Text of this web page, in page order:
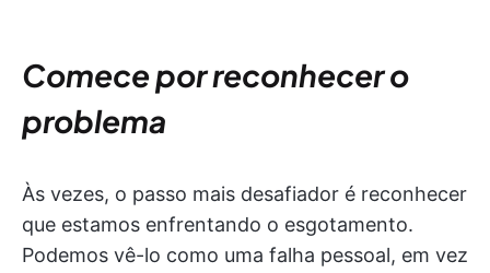
Comece por reconhecer o
problema
Às vezes, o passo mais desafiador é reconhecer
que estamos enfrentando o esgotamento.
Podemos vê-lo como uma falha pessoal, em vez